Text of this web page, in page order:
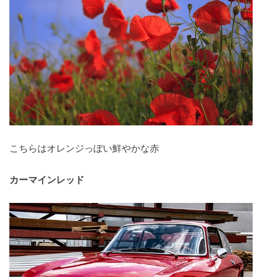
こちらはオレンジっぽい鮮やかな赤
カーマインレッド